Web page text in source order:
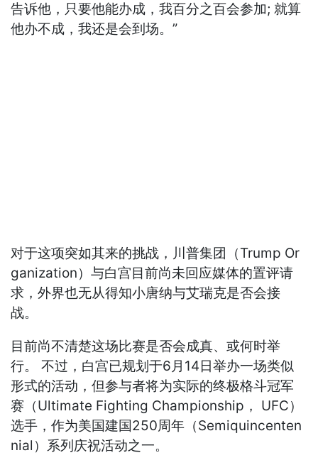
告诉他，只要他能办成，我百分之百会参加; 就算
他办不成，我还是会到场。”
对于这项突如其来的挑战，川普集团（Trump Or
ganization）与白宫目前尚未回应媒体的置评请
求，外界也无从得知小唐纳与艾瑞克是否会接
战。
目前尚不清楚这场比赛是否会成真、或何时举
行。 不过，白宫已规划于6月14日举办一场类似
形式的活动，但参与者将为实际的终极格斗冠军
赛（Ultimate Fighting Championship， UFC）
选手，作为美国建国250周年（Semiquincenten
nial）系列庆祝活动之一。